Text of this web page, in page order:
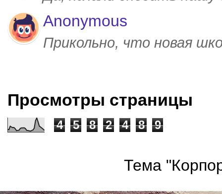
Anonymous
Прикольно, что новая
Просмотры страницы
4 5 8 2 4 8 9
Тема